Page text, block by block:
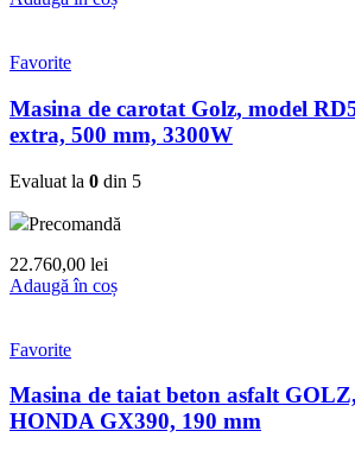
Favorite
Masina de carotat Golz, model
extra, 500 mm, 3300W
Evaluat la 0 din 5
Precomandă
22.760,00 lei
Adaugă în coș
Favorite
Masina de taiat beton asfalt
HONDA GX390, 190 mm